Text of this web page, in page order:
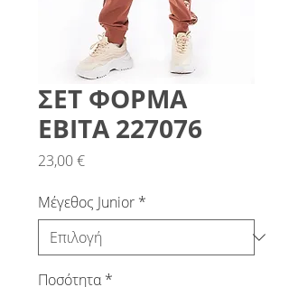
ΣΕΤ ΦΟΡΜΑ
ΕΒΙΤΑ 227076
23,00 €Τιμή
Μέγεθος Junior *
Ποσότητα *